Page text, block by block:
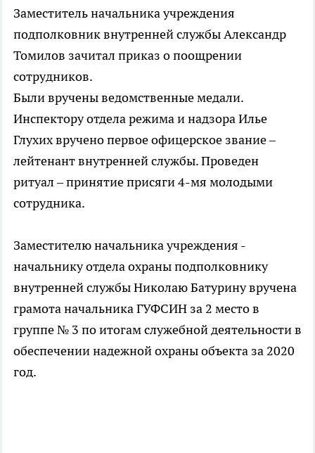
Заместитель начальника учреждения
подполковник внутренней службы Александр
Томилов зачитал приказ о поощрении
сотрудников.
Были вручены ведомственные медали.
Инспектору отдела режима и надзора Илье
Глухих вручено первое офицерское звание –
лейтенант внутренней службы. Проведен
ритуал – принятие присяги 4-мя молодыми
сотрудника.
Заместителю начальника учреждения -
начальнику отдела охраны подполковнику
внутренней службы Николаю Батурину вручена
грамота начальника ГУФСИН за 2 место в
группе № 3 по итогам служебной деятельности в
обеспечении надежной охраны объекта за 2020
год.